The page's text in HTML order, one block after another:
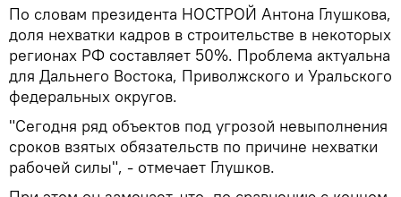
По словам президента НОСТРОЙ Антона Глушкова,
доля нехватки кадров в строительстве в некоторых
регионах РФ составляет 50%. Проблема актуальна
для Дальнего Востока, Приволжского и Уральского
федеральных округов.
"Сегодня ряд объектов под угрозой невыполнения
сроков взятых обязательств по причине нехватки
рабочей силы", - отмечает Глушков.